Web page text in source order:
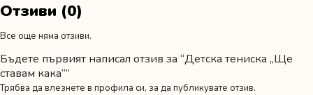
Отзиви (0)
Все още няма отзиви.
Бъдете първият написал отзив за “Детска тениска „Ще
ставам кака“”
Трябва да влезнете в профила си, за да публикувате отзив.